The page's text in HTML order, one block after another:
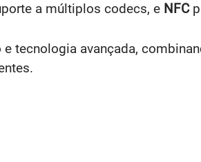
a múltiplos codecs, e NFC
tecnologia avançada,